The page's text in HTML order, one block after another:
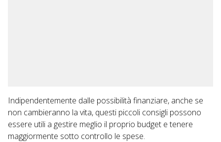
Indipendentemente dalle possibilità finanziare, anche se
non cambieranno la vita, questi piccoli consigli possono
essere utili a gestire meglio il proprio budget e tenere
maggiormente sotto controllo le spese.